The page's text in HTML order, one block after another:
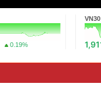
0.19%
VN30